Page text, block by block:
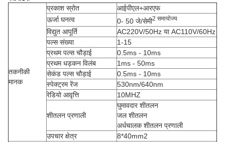
तकनीकी
मानक
प्रकाश स्रोत
आईपीएल+आरएफ
ऊर्जा घनत्व
0- 50 जे/सेमी2 समायोज्य
विद्युत आपूर्ति
AC220V/50Hz या AC110V/60Hz
पल्स संख्या
1-15
प्रथम पल्स चौड़ाई
0.5ms - 10ms
प्रथम धड़कन विलंब
1ms - 50ms
सेकंड पल्स चौड़ाई
0.5ms - 10ms
स्पेक्ट्रम रेंज
530nm/640nm
रेडियो आवृत्ति
10MHZ
शीतलन प्रणाली
घुमावदार शीतलन
जल शीतलन
अर्धचालक शीतलन प्रणाली
उपचार क्षेत्र
8*40mm2